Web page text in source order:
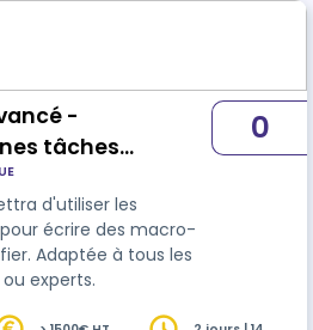
-
tâches
écrire des macro-
Adaptée à tous les
experts.
0